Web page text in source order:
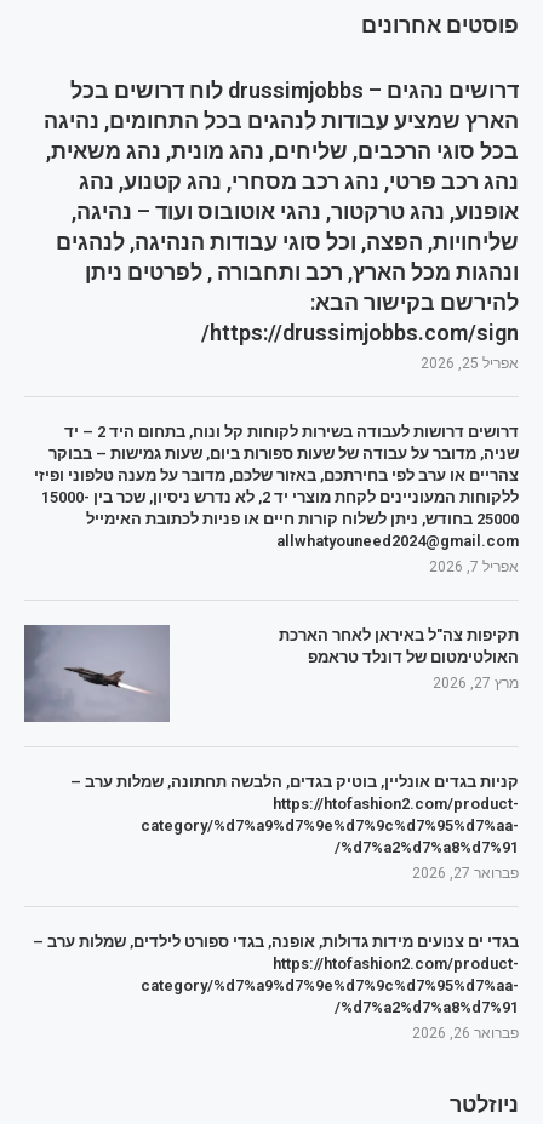
פוסטים אחרונים
דרושים נהגים – drussimjobbs לוח דרושים בכל
הארץ שמציע עבודות לנהגים בכל התחומים, נהיגה
בכל סוגי הרכבים, שליחים, נהג מונית, נהג משאית,
נהג רכב פרטי, נהג רכב מסחרי, נהג קטנוע, נהג
אופנוע, נהג טרקטור, נהגי אוטובוס ועוד – נהיגה,
שליחויות, הפצה, וכל סוגי עבודות הנהיגה, לנהגים
ונהגות מכל הארץ, רכב ותחבורה , לפרטים ניתן
להירשם בקישור הבא:
https://drussimjobbs.com/sign/
אפריל 25, 2026
דרושים דרושות לעבודה בשירות לקוחות קל ונוח, בתחום היד 2 – יד
שניה, מדובר על עבודה של שעות ספורות ביום, שעות גמישות – בבוקר
צהריים או ערב לפי בחירתכם, באזור שלכם, מדובר על מענה טלפוני ופיזי
ללקוחות המעוניינים לקחת מוצרי יד 2, לא נדרש ניסיון, שכר בין 15000-
25000 בחודש, ניתן לשלוח קורות חיים או פניות לכתובת האימייל
allwhatyouneed2024@gmail.com
אפריל 7, 2026
תקיפות צה"ל באיראן לאחר הארכת
האולטימטום של דונלד טראמפ
מרץ 27, 2026
קניות בגדים אונליין, בוטיק בגדים, הלבשה תחתונה, שמלות ערב –
https://htofashion2.com/product-
category/%d7%a9%d7%9e%d7%9c%d7%95%d7%aa-
%d7%a2%d7%a8%d7%91/
פברואר 27, 2026
בגדי ים צנועים מידות גדולות, אופנה, בגדי ספורט לילדים, שמלות ערב –
https://htofashion2.com/product-
category/%d7%a9%d7%9e%d7%9c%d7%95%d7%aa-
%d7%a2%d7%a8%d7%91/
פברואר 26, 2026
ניוזלטר